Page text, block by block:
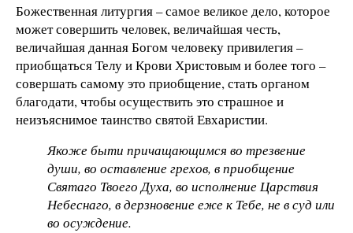
Божественная литургия – самое великое дело, которое
может совершить человек, величайшая честь,
величайшая данная Богом человеку привилегия –
приобщаться Телу и Крови Христовым и более того –
совершать самому это приобщение, стать органом
благодати, чтобы осуществить это страшное и
неизъяснимое таинство святой Евхаристии.
Якоже быти причащающимся во трезвение
души, во оставление грехов, в приобщение
Святаго Твоего Духа, во исполнение Царствия
Небеснаго, в дерзновение еже к Тебе, не в суд или
во осуждение.